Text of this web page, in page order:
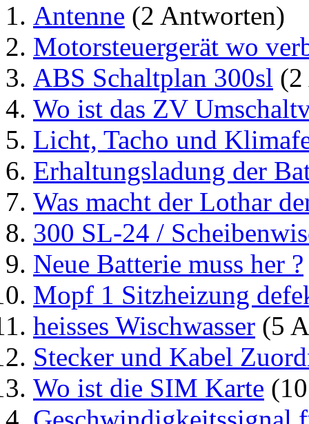
Antenne (2 Antworten)
Motorsteuergerät wo
ABS Schaltplan 300sl
Wo ist das ZV
Licht, Tacho und
Erhaltungsladung der
Was macht der Lothar
300 SL-24 /
Neue Batterie muss her ?
Mopf 1 Sitzheizung
heisses Wischwasser (5
Stecker und Kabel
Wo ist die SIM Karte